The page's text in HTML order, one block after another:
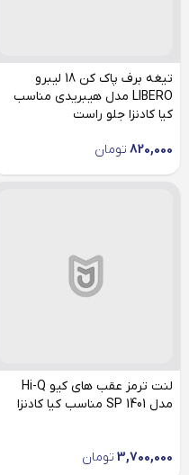
تیغه برف پاک کن 18 لیبرو
LIBERO مدل هیبریدی مناسب
کیا کادنزا جلو راست
820,000 تومان
لنت ترمز عقب های کیو Hi-Q
مدل SP 1401 مناسب کیا کادنزا
3,700,000 تومان